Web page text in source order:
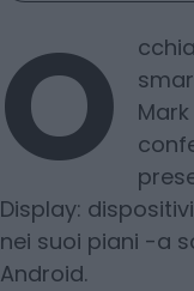
O
Display:
nei suoi piani -a
Android.